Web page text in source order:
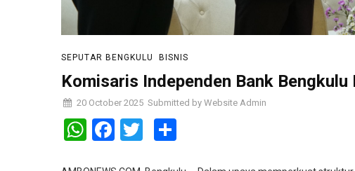
SEPUTAR BENGKULU BISNIS
Komisaris Independen Bank
20 October 2025 Submitted by Website Admin
WhatsApp
Facebook
Twitter